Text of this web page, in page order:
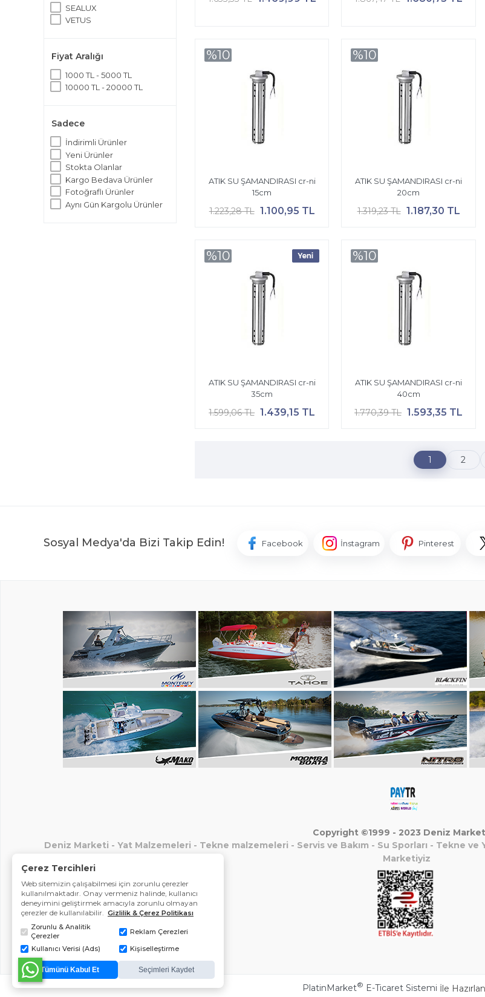
SEALUX
VETUS
Fiyat Aralığı
1000 TL - 5000 TL
10000 TL - 20000 TL
Sadece
İndirimli Ürünler
Yeni Ürünler
Stokta Olanlar
Kargo Bedava Ürünler
Fotoğraflı Ürünler
Aynı Gün Kargolu Ürünler
ATIK SU ŞAMANDIRASI cr-ni
15cm
1.223,28 TL 1.100,95 TL
%10
ATIK SU ŞAMANDIRASI cr-ni
20cm
1.319,23 TL 1.187,30 TL
%10
ATIK SU ŞAMANDIRASI cr-ni
35cm
1.599,06 TL 1.439,15 TL
%10
ATIK SU ŞAMANDIRASI cr-ni
40cm
1.770,39 TL 1.593,35 TL
%10
1 2
Sosyal Medya'da Bizi Takip Edin! Facebook İnstagram Pinterest
Copyright ©1999 - 2023 Deniz
Deniz Marketi - Yat Malzemeleri - Tekne malzemeleri - Servis ve Bakım - Su Sporları - Tekne ve
Marketiyiz
Çerez Tercihleri
Web sitemizin çalışabilmesi için zorunlu çerezler
kullanılmaktadır. Onay vermeniz halinde, kullanıcı
deneyimini geliştirmek amacıyla zorunlu olmayan
çerezler de kullanılabilir. Gizlilik & Çerez Politikası
Zorunlu & Analitik
Çerezler
Reklam Çerezleri
Kullanıcı Verisi (Ads) Kişiselleştirme
Tümünü Kabul Et Seçimleri Kaydet
PlatinMarket® E-Ticaret Sistemi İle